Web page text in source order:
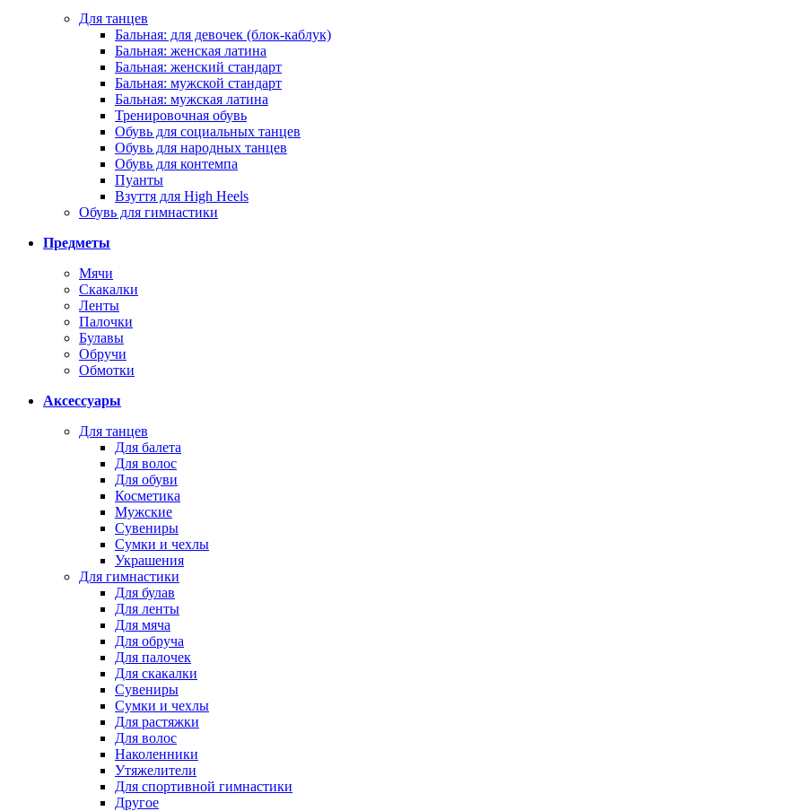
Для танцев
Бальная: для девочек (блок-каблук)
Бальная: женская латина
Бальная: женский стандарт
Бальная: мужской стандарт
Бальная: мужская латина
Тренировочная обувь
Обувь для социальных танцев
Обувь для народных танцев
Обувь для контемпа
Пуанты
Взуття для High Heels
Обувь для гимнастики
Предметы
Мячи
Скакалки
Ленты
Палочки
Булавы
Обручи
Обмотки
Аксессуары
Для танцев
Для балета
Для волос
Для обуви
Косметика
Мужские
Сувениры
Сумки и чехлы
Украшения
Для гимнастики
Для булав
Для ленты
Для мяча
Для обруча
Для палочек
Для скакалки
Сувениры
Сумки и чехлы
Для растяжки
Для волос
Наколенники
Утяжелители
Для спортивной гимнастики
Другое